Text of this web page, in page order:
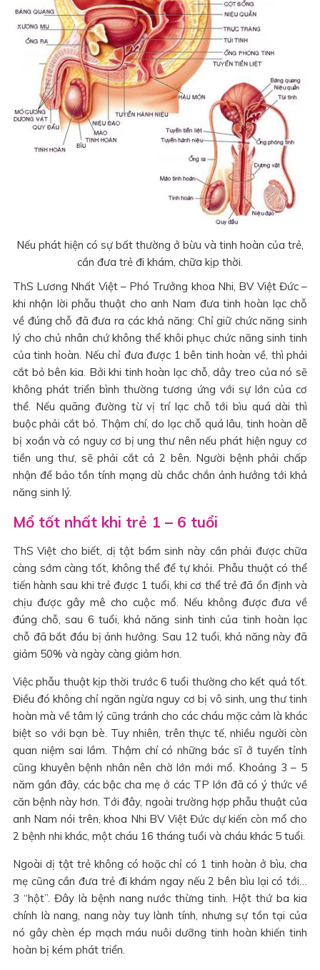
Nếu phát hiện có sự bất thường ở bừu và tinh hoàn của trẻ,
cần đưa trẻ đi khám, chữa kịp thời.
ThS Lương Nhất Việt – Phó Trưởng khoa Nhi, BV Việt Đức –
khi nhận lời phẫu thuật cho anh Nam đưa tinh hoàn lạc chỗ
về đúng chỗ đã đưa ra các khả năng: Chỉ giữ chức năng sinh
lý cho chủ nhân chứ không thể khôi phục chức năng sinh tinh
của tinh hoàn. Nếu chỉ đưa được 1 bên tinh hoàn về, thì phải
cắt bỏ bên kia. Bởi khi tinh hoàn lạc chỗ, dây treo của nó sẽ
không phát triển bình thường tương ứng với sự lớn của cơ
thể. Nếu quãng đường từ vị trí lạc chỗ tới bìu quá dài thì
buộc phải cắt bỏ. Thậm chí, do lạc chỗ quá lâu, tinh hoàn dễ
bị xoắn và có nguy cơ bị ung thư nên nếu phát hiện nguy cơ
tiền ung thư, sẽ phải cắt cả 2 bên. Người bệnh phải chấp
nhận để bảo tồn tính mạng dù chắc chắn ảnh hưởng tới khả
năng sinh lý.
Mổ tốt nhất khi trẻ 1 – 6 tuổi
ThS Việt cho biết, dị tật bẩm sinh này cần phải được chữa
càng sớm càng tốt, không thể để tự khỏi. Phẫu thuật có thể
tiến hành sau khi trẻ được 1 tuổi, khi cơ thể trẻ đã ổn định và
chịu được gây mê cho cuộc mổ. Nếu không được đưa về
đúng chỗ, sau 6 tuổi, khả năng sinh tinh của tinh hoàn lạc
chỗ đã bắt đầu bị ảnh hưởng. Sau 12 tuổi, khả năng này đã
giảm 50% và ngày càng giảm hơn.
Việc phẫu thuật kịp thời trước 6 tuổi thường cho kết quả tốt.
Điều đó không chỉ ngăn ngừa nguy cơ bị vô sinh, ung thư tinh
hoàn mà về tâm lý cũng tránh cho các cháu mặc cảm là khác
biệt so với bạn bè. Tuy nhiên, trên thực tế, nhiều người còn
quan niệm sai lầm. Thậm chí có những bác sĩ ở tuyến tỉnh
cũng khuyên bệnh nhân nên chờ lớn mới mổ. Khoảng 3 – 5
năm gần đây, các bậc cha mẹ ở các TP lớn đã có ý thức về
căn bệnh này hơn. Tới đây, ngoài trường hợp phẫu thuật của
anh Nam nói trên, khoa Nhi BV Việt Đức dự kiến còn mổ cho
2 bệnh nhi khác, một cháu 16 tháng tuổi và cháu khác 5 tuổi.
Ngoài dị tật trẻ không có hoặc chỉ có 1 tinh hoàn ở bìu, cha
mẹ cũng cần đưa trẻ đi khám ngay nếu 2 bên bìu lại có tới…
3 “hột”. Đây là bệnh nang nước thừng tinh. Hột thứ ba kia
chính là nang, nang này tuy lành tính, nhưng sự tồn tại của
nó gây chèn ép mạch máu nuôi dưỡng tinh hoàn khiến tinh
hoàn bị kém phát triển.